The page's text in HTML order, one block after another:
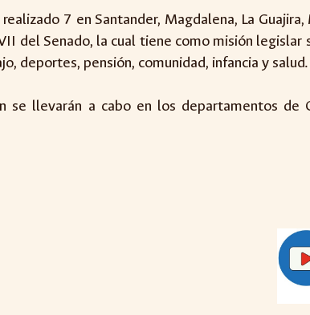
7 en Santander, Magdalena, La
del Senado, la cual tiene como misión legislar
deportes, pensión, comunidad, infancia y salud.
llevarán a cabo en los departamentos de